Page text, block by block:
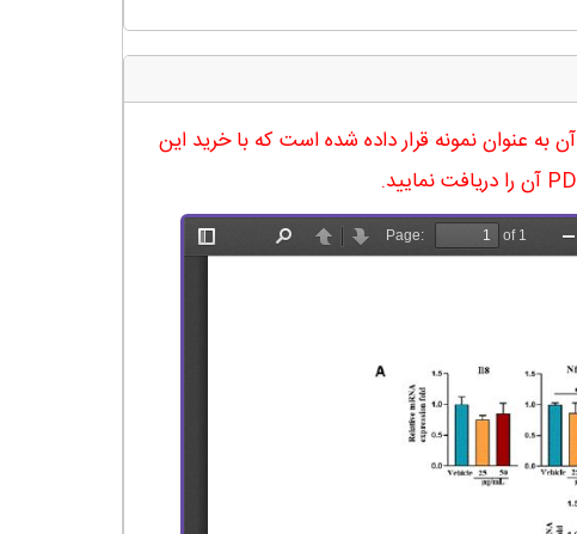
ترجمه این مقاله در 23 صفحه آماده شده و در ادامه نیز صفحه 16 آن به عنوان نمونه قرار داده شده است که با خرید این